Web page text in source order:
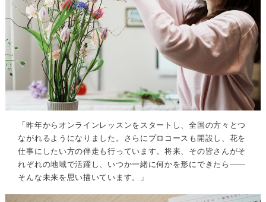
「昨年からオンラインレッスンをスタートし、全国の方々とつ
ながれるようになりました。さらにプロコースも開設し、花を
仕事にしたい方の伴走も行っています。将来、その皆さんがそ
れぞれの地域で活躍し、いつか一緒に何かを形にできたら――
そんな未来を思い描いています。」